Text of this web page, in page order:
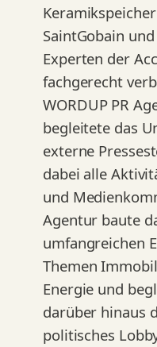
SaintGobain
Experten der
fachgerecht
WORDUP PR
begleitete das
externe
dabei alle
und
Agentur baute
umfangreichen
Themen
Energie und
darüber hinaus
politisches